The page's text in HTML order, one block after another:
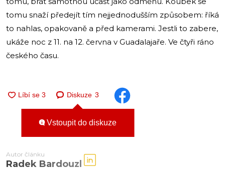
tomu snaží předejít tím nejjednodušším způsobem: říká
to nahlas, opakovaně a před kamerami. Jestli to zabere,
ukáže noc z 11. na 12. června v Guadalajaře. Ve čtyři ráno
českého času.
Diskuze 3
Vstoupit do diskuze
Autor článku
Radek Bardouzl